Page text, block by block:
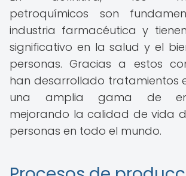
petroquímicos son
industria farmacéutica y
significativo en la salud y el
personas. Gracias a estos
han desarrollado tratamientos
una amplia gama de
mejorando la calidad de vida
personas en todo el mundo.